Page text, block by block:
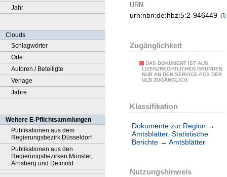
Jahr
Clouds
Schlagwörter
Orte
Autoren / Beteiligte
Verlage
Jahre
Weitere E-Pflichtsammlungen
Publikationen aus dem
Regierungsbezirk Düsseldorf
Publikationen aus den
Regierungsbezirken Münster,
Arnsberg und Detmold
URN
urn:nbn:de:hbz:5:2-946449
Zugänglichkeit
DAS DOKUMENT IST AUS
LIZENZRECHTLICHEN GRÜNDEN
NUR AN DEN SERVICE-PCS DER
ULB ZUGÄNGLICH.
Klassifikation
Dokumente zur Region →
Amtsblätter. Statistische
Berichte → Amtsblätter
Nutzungshinweis